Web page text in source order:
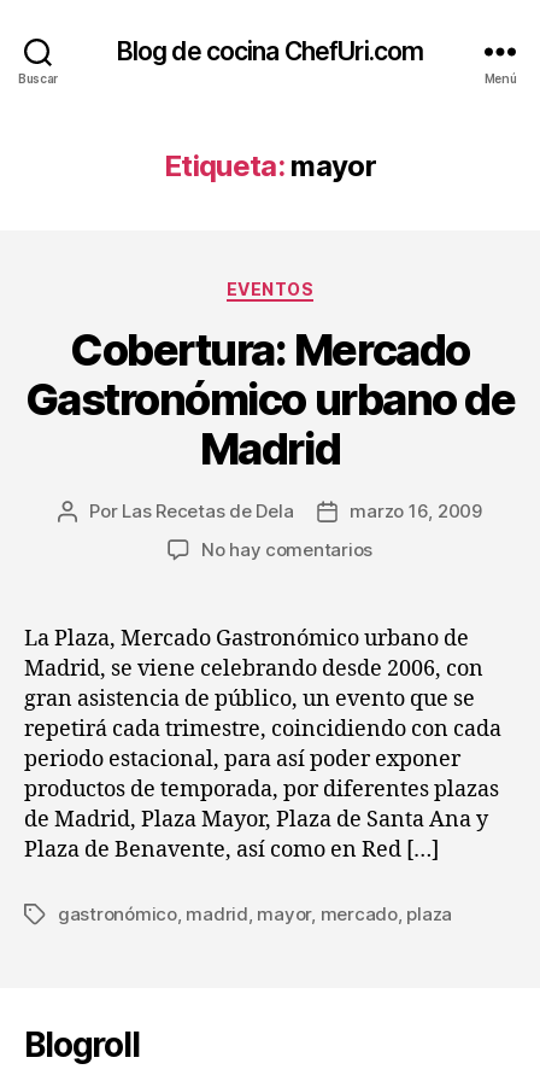
Buscar
Blog de cocina ChefUri.com
Menú
Etiqueta: mayor
Categorías
EVENTOS
Cobertura: Mercado
Gastronómico urbano de
Madrid
Autor
Por Las Recetas de Dela
Fechamarzo 16, 2009
No hay comentariosen
Gastronómico
de
Madrid
La Plaza, Mercado Gastronómico urbano de
Madrid, se viene celebrando desde 2006, con
gran asistencia de público, un evento que se
repetirá cada trimestre, coincidiendo con cada
periodo estacional, para así poder exponer
productos de temporada, por diferentes plazas
de Madrid, Plaza Mayor, Plaza de Santa Ana y
Plaza de Benavente, así como en Red […]
Etiquetas
gastronómico, madrid mayor, mercado, plaza
Blogroll